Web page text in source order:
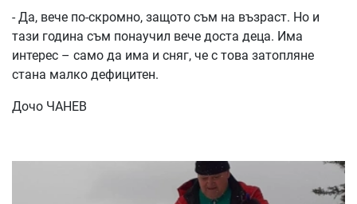
- Да, вече по-скромно, защото съм на възраст. Но и
тази година съм понаучил вече доста деца. Има
интерес – само да има и сняг, че с това затопляне
стана малко дефицитен.
Дочо ЧАНЕВ